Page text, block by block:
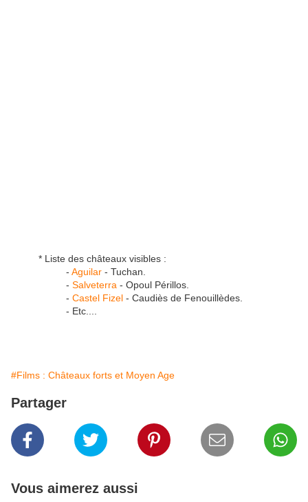
* Liste des châteaux visibles :
- Aguilar - Tuchan.
- Salveterra - Opoul Périllos.
- Castel Fizel - Caudiès de Fenouillèdes.
- Etc....
#Films : Châteaux forts et Moyen Age
Partager
Vous aimerez aussi